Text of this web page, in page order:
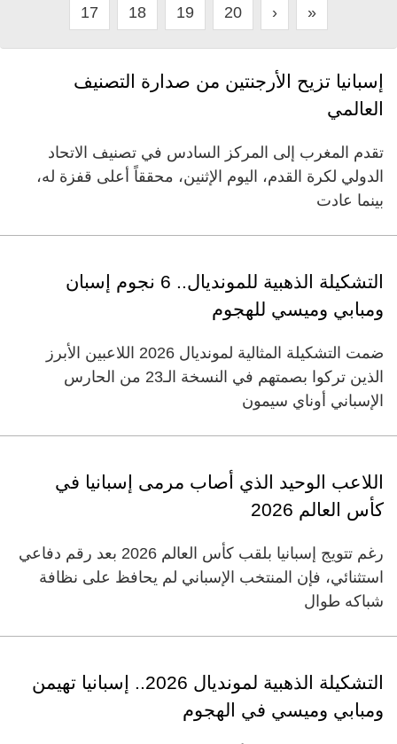
17 18 19 20 › »
إسبانيا تزيح الأرجنتين من صدارة التصنيف
العالمي
تقدم المغرب إلى المركز السادس في تصنيف الاتحاد
الدولي لكرة القدم، اليوم الإثنين، محققاً أعلى قفزة له،
بينما عادت
التشكيلة الذهبية للمونديال.. 6 نجوم إسبان
ومبابي وميسي للهجوم
ضمت التشكيلة المثالية لمونديال 2026 اللاعبين الأبرز
الذين تركوا بصمتهم في النسخة الـ23 من الحارس
الإسباني أوناي سيمون
اللاعب الوحيد الذي أصاب مرمى إسبانيا في
كأس العالم 2026
رغم تتويج إسبانيا بلقب كأس العالم 2026 بعد رقم دفاعي
استثنائي، فإن المنتخب الإسباني لم يحافظ على نظافة
شباكه طوال
التشكيلة الذهبية لمونديال 2026.. إسبانيا تهيمن
ومبابي وميسي في الهجوم